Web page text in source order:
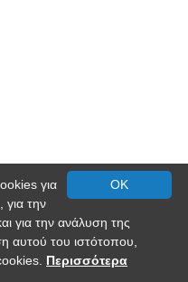
OK
για
την
για την ανάλυση της
αυτού του ιστότοπου,
Περισσότερα